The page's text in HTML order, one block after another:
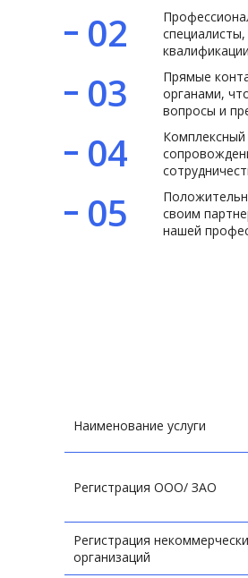
02
03
Прямые
органами,
вопросы и
04
05
своим
нашей
Наименование услуги
Регистрация ООО/ ЗАО
Регистрация
организаций